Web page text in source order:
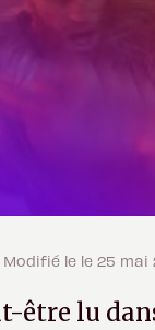
Modifié le le 25 mai
être lu